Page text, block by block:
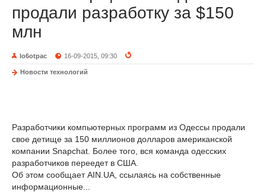
продали разработку за $150
млн
lo6otpac 16-09-2015, 09:30
Новости технологий
Разработчики компьютерных программ из Одессы продали
свое детище за 150 миллионов долларов американской
компании Snapchat. Более того, вся команда одесских
разработчиков переедет в США.
Об этом сообщает AIN.UA, ссылаясь на собственные
информационные...